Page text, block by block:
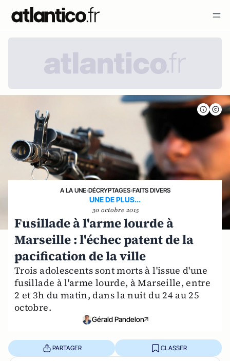
A LA UNE›DÉCRYPTAGES›FAITS DIVERS
UNE DE PLUS...
30 octobre 2015
Fusillade à l'arme lourde à
Marseille : l'échec patent de la
pacification de la ville
Trois adolescents sont morts à l'issue d'une
fusillade à l'arme lourde, à Marseille, entre
2 et 3h du matin, dans la nuit du 24 au 25
octobre.
Gérald Pandelon
PARTAGER CLASSER